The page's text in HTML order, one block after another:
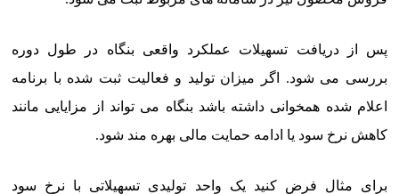
پس از دریافت تسهیلات عملکرد واقعی بنگاه در طول دوره
بررسی می شود. اگر میزان تولید و فعالیت ثبت شده با برنامه
اعلام شده همخوانی داشته باشد بنگاه می تواند از مزایایی مانند
کاهش نرخ سود یا ادامه حمایت مالی بهره مند شود.
برای مثال فرض کنید یک واحد تولیدی تسهیلاتی با نرخ سود